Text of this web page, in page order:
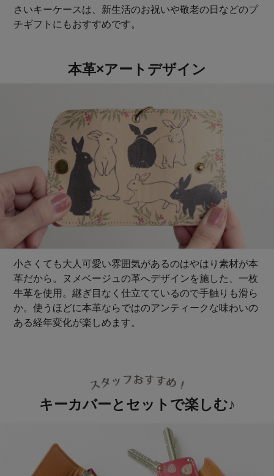
さいキーケースは、新生活のお祝いや敬老の日などのプ
チギフトにもおすすめです。
本革×アートデザイン
小さくても大人可愛い雰囲気があるのはやはり素材が本
革だから。ヌメベージュの革へデザインを施した、一枚
牛革を使用。継ぎ目なく仕立てているので手触りも滑ら
か。使うほどに本革ならではのアンティークな味わいの
ある経年変化が楽しめます。
キーカバーとセットで楽しむ♪